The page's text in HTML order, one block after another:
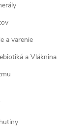
a varenie
a Vláknina